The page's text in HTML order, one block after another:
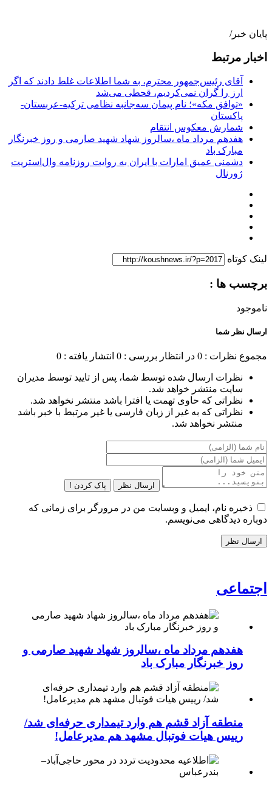
پایان خبر/
اخبار مرتبط
آقای رئیس‌جمهور محترم، به شما اطلاعات غلط دادند که اگر
ارز را گران نمی‌کردیم، قحطی می‌شد
«توافق مکه»؛ نام پیمان سه‌جانبه نظامی ترکیه-عربستان-
پاکستان
شمارش معکوس انتقام
هفدهم مرداد ماه ،سالروز شهاد شهید صارمی و روز خبرنگار
مبارک باد
دشمنی عمیق امارات با ایران به روایت روزنامه وال‌استریت
ژورنال
لینک کوتاه
برچسب ها :
ناموجود
ارسال نظر شما
مجموع نظرات : 0 در انتظار بررسی : 0 انتشار یافته : 0
نظرات ارسال شده توسط شما، پس از تایید توسط مدیران
سایت منتشر خواهد شد.
نظراتی که حاوی تهمت یا افترا باشد منتشر نخواهد شد.
نظراتی که به غیر از زبان فارسی یا غیر مرتبط با خبر باشد
منتشر نخواهد شد.
ارسال نظر پاک کردن !
ذخیره نام، ایمیل و وبسایت من در مرورگر برای زمانی که
دوباره دیدگاهی می‌نویسم.
اجتماعی
هفدهم مرداد ماه ،سالروز شهاد شهید صارمی و
روز خبرنگار مبارک باد
منطقه آزاد قشم هم وارد تیمداری حرفه‌ای شد/
رییس هیات فوتبال مشهد هم مدیرعامل!